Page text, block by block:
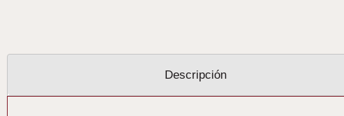
Descripción